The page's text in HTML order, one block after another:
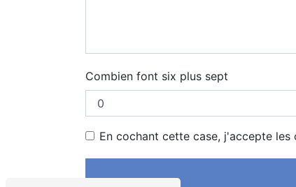
Combien font six plus sept
En cochant cette case, j'accepte